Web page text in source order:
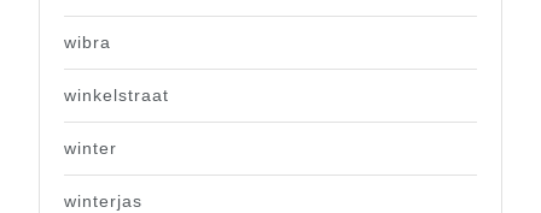
wibra
winkelstraat
winter
winterjas